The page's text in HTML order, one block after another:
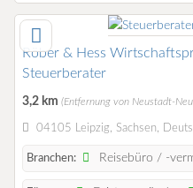
Röber & Hess
Steuerberater
3,2 km (Entfernung von Neustadt-
04105 Leipzig, Sachsen,
Branchen: Reisebüro / -